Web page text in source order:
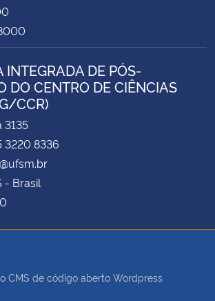
INTEGRADA DE PÓS-
DO CENTRO DE CIÊNCIAS
CCR)
3135
3220 8336
- Brasil
CMS de código aberto Wordpress